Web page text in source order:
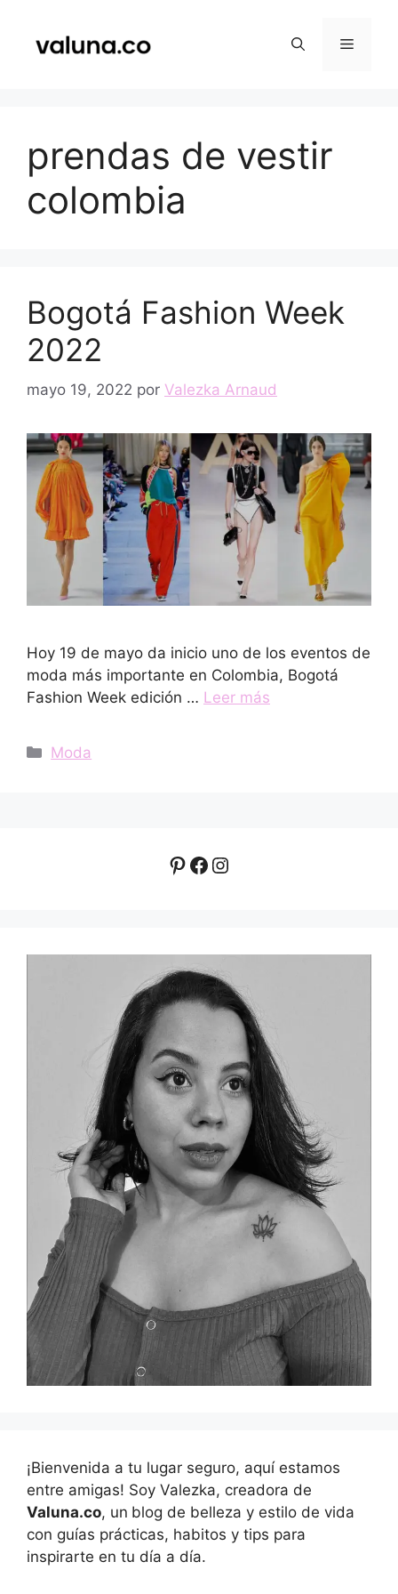
contenido
Menú
prendas de vestir
colombia
Bogotá Fashion Week
2022
mayo 19, 2022 por Valezka Arnaud
Hoy 19 de mayo da inicio uno de los eventos de
moda más importante en Colombia, Bogotá
Fashion Week edición … Leer más
Categorías
Moda
Pinterest
Facebook
Instagram
¡Bienvenida a tu lugar seguro, aquí estamos
entre amigas! Soy Valezka, creadora de
Valuna.co, un blog de belleza y estilo de vida
con guías prácticas, habitos y tips para
inspirarte en tu día a día.